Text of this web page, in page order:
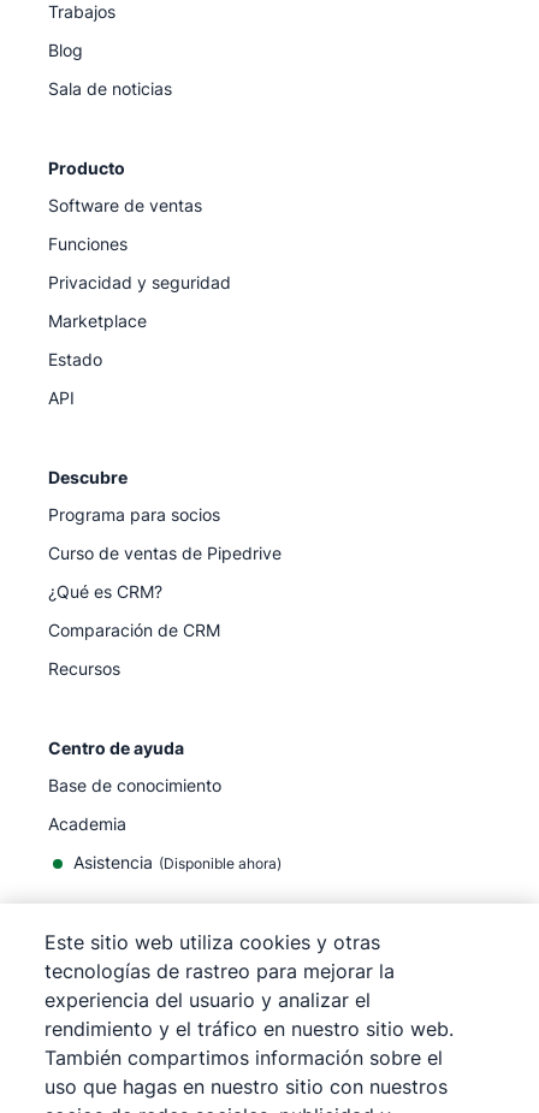
Trabajos
Blog
Sala de noticias
Producto
Software de ventas
Funciones
Privacidad y seguridad
Marketplace
Estado
API
Descubre
Programa para socios
Curso de ventas de Pipedrive
¿Qué es CRM?
Comparación de CRM
Recursos
Centro de ayuda
Base de conocimiento
Academia
Asistencia (Disponible ahora)
©2026Pipedrive
Pipedrive
Términos de servicio
Pipedrive
Aviso de privacidad
Mapa del sitio
Este sitio web utiliza cookies y otras
tecnologías de rastreo para mejorar la
experiencia del usuario y analizar el
rendimiento y el tráfico en nuestro sitio web.
También compartimos información sobre el
uso que hagas en nuestro sitio con nuestros